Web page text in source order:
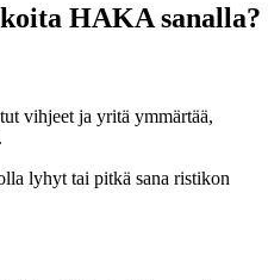
HAKA sanalla?
vihjeet ja yritä ymmärtää,
lyhyt tai pitkä sana ristikon